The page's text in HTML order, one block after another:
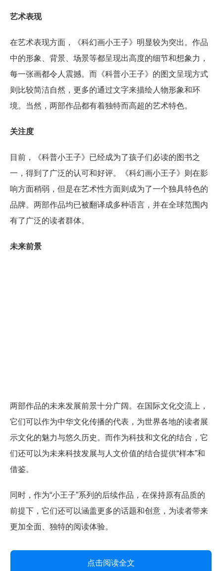
艺术表现
在艺术表现方面，《科幻画小王子》明显较为突出。作品
中的形象、背景、场景等都呈现出高度的细节和想象力，
每一张画都令人震撼。而《科普小王子》的图文呈现方式
则比较简洁自然，更多的通过文字来描绘人物形象和环
境。当然，两部作品都有着独特而高超的艺术特色。
关注度
目前，《科普小王子》已经成为了孩子们必读的图书之
一，得到了广泛的认可和好评。《科幻画小王子》则在影
响方面稍弱，但是在艺术性方面则成为了一个独具特色的
品牌。两部作品均已被翻译成多种语言，并在全球范围内
有了广泛的读者群体。
未来前景
两部作品的未来发展前景十分广阔。在国际文化交流上，
它们可以作为中华文化传播的代表，为世界各地的读者展
示文化的魅力与悠久历史。而作为科技和文化的结合，它
们还可以为未来科技发展与人文价值的结合提供“样本”和
借鉴。
同时，作为“小王子”系列的后续作品，在保持原有品质的
前提下，它们还可以涵盖更多的话题和创意，为读者带来
更加全面、独特的阅读体验。
点击阅读全文